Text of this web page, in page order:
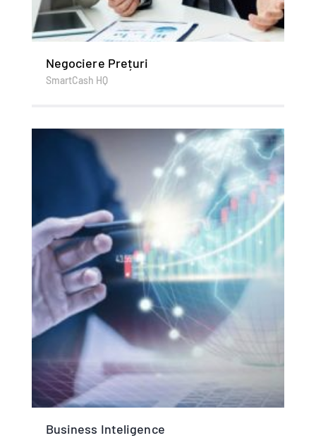
Negociere Prețuri
SmartCash HQ
Business Inteligence